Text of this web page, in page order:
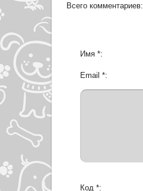
Всего комментариев:
Имя *:
Email *:
Код *: